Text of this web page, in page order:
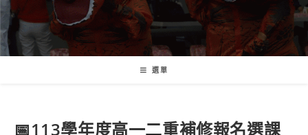
選單
📅113學年度高一二重補修報名選課